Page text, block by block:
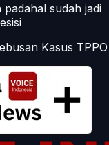
padahal sudah jadi
Kasus TPPO